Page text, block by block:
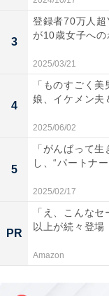
3
登録者70万人
が10歳女子へ
2025/03/21
4
「ものすごく
娘、イケメン夫
2025/06/02
5
「がんばって
し、“パートナ
2025/02/17
PR
「え、こんな
以上が続々登
Amazon